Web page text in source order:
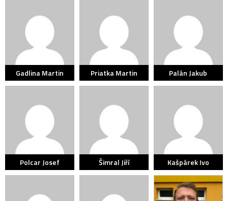
Gadlina Martin Priatka Martin Palán Jakub
Polcar Josef Šimral Jiří Kašpárek Ivo